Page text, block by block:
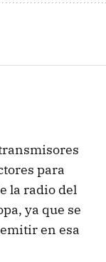
para
la radio del
ya que se
en esa